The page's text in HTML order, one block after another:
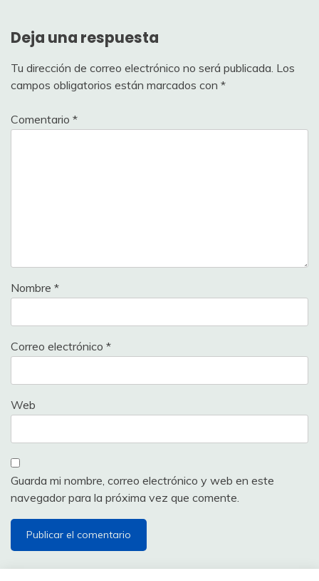
Deja una respuesta
Tu dirección de correo electrónico no será publicada. Los
campos obligatorios están marcados con *
Comentario *
Nombre *
Correo electrónico *
Web
Guarda mi nombre, correo electrónico y web en este
navegador para la próxima vez que comente.